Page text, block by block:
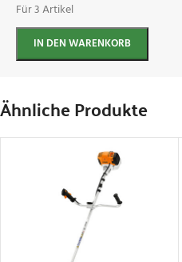
Für 3 Artikel
IN DEN WARENKORB
Ähnliche Produkte